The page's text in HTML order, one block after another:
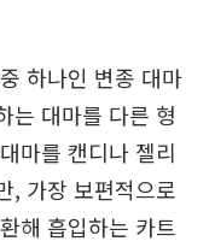
하나인 변종 대마
는 대마를 다른 형
마를 캔디나 젤리
, 가장 보편적으로
해 흡입하는 카트